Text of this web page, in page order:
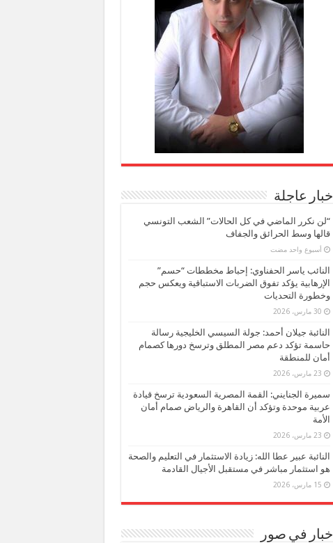
اخبار عاجلة
“لن نكرر الماضي في كل الحالات” الشعب التونسي
قالها وسط الحرائق والجفاف
‏أسبوع واحد مضت
النائب ياسر الحفناوي: إحباط مخططات “حسم”
الإرهابية يؤكد تفوق الضربات الاستباقية ويعكس حجم
وخطورة التحديات
30 مارس، 2026
النائبة جيلان أحمد: جولة السيسي الخليجية رسالة
حاسمة تؤكد دعم مصر المطلق وترسخ دورها كصمام
أمان للمنطقة
23 مارس، 2026
سميرة الجنايني: القمة المصرية السعودية ترسخ قيادة
عربية موحدة وتؤكد أن القاهرة والرياض صمام أمان
الأمة
23 مارس، 2026
النائبة عبير عطا الله: زيادة الاستثمار في التعليم والصحة
هو استثمار مباشر في مستقبل الأجيال القادمة
15 مارس، 2026
اخبار في صور